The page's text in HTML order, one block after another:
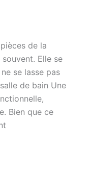
de la
souvent. Elle se
se lasse pas
de bain Une
Bien que ce